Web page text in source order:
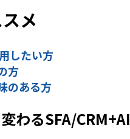
メ
したい方
方
のある方
わるSFA/CRM+AI